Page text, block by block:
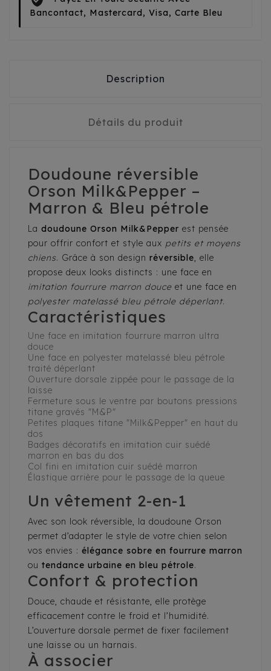
Bancontact, Mastercard, Visa, Carte Bleu
Description
Détails du produit
Doudoune réversible
Orson Milk&Pepper –
Marron & Bleu pétrole
La doudoune Orson Milk&Pepper est pensée
pour offrir confort et style aux petits et moyens
chiens. Grâce à son design réversible, elle
propose deux looks distincts : une face en
imitation fourrure marron douce et une face en
polyester matelassé bleu pétrole déperlant.
Caractéristiques
Une face en imitation fourrure marron ultra
douce
Une face en polyester matelassé bleu pétrole
traité déperlant
Ouverture dorsale zippée pour le passage de la
laisse
Fermeture sous le ventre par boutons pressions
titane gravés "M&P"
Petites plaques titane "Milk&Pepper" en haut du
dos
Badges décoratifs en imitation cuir suédé
marron en bas du dos
Col fini en imitation cuir suédé marron
Élastique arrière pour le passage de la queue
Un vêtement 2-en-1
Avec son look réversible, la doudoune Orson
permet d’adapter le style de votre chien selon
vos envies : élégance sobre en fourrure marron
ou tendance urbaine en bleu pétrole.
Confort & protection
Douce, chaude et résistante, elle protège
efficacement contre le froid et l’humidité.
L’ouverture dorsale permet de fixer facilement
une laisse ou un harnais.
À associer